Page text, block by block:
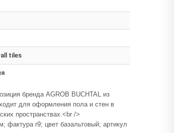
tiles
бренда AGROB BUCHTAL из
для оформления пола и стен в
пространствах.<br />
фактура r9; цвет базальтовый; артикул